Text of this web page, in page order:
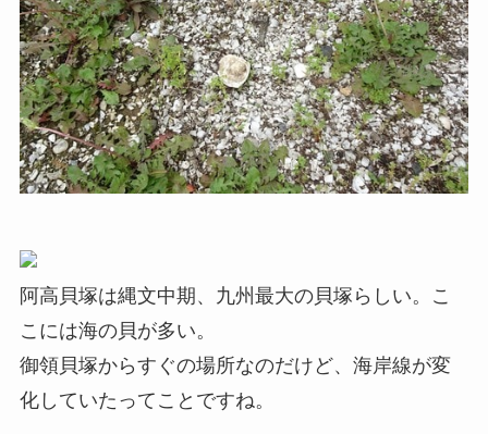
阿高貝塚は縄文中期、九州最大の貝塚らしい。こ
こには海の貝が多い。
御領貝塚からすぐの場所なのだけど、海岸線が変
化していたってことですね。